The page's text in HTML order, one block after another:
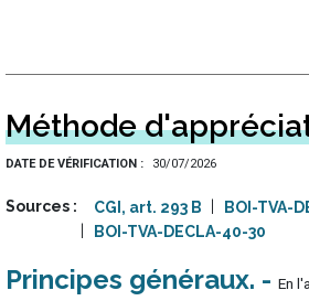
Méthode
DATE DE VÉRIFICATION 30/07/2026
Sources CGI, art. 293 B
BOI-TVA-
BOI-TVA-DECLA-40-30
Principes généraux
En